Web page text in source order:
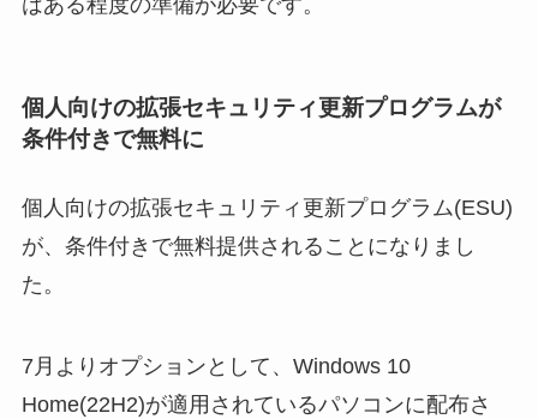
はある程度の準備が必要です。
個人向けの拡張セキュリティ更新プログラムが
条件付きで無料に
個人向けの拡張セキュリティ更新プログラム(ESU)
が、条件付きで無料提供されることになりまし
た。
7月よりオプションとして、Windows 10
Home(22H2)が適用されているパソコンに配布さ